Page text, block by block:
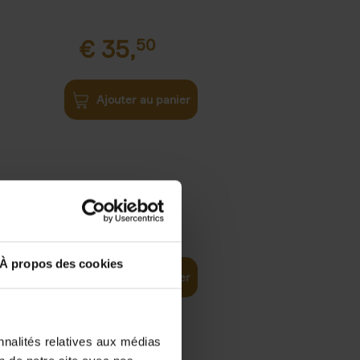
À propos des cookies
relatives aux médias
€ 35,50
Ajouter au panier
37,50
Ajouter au panier